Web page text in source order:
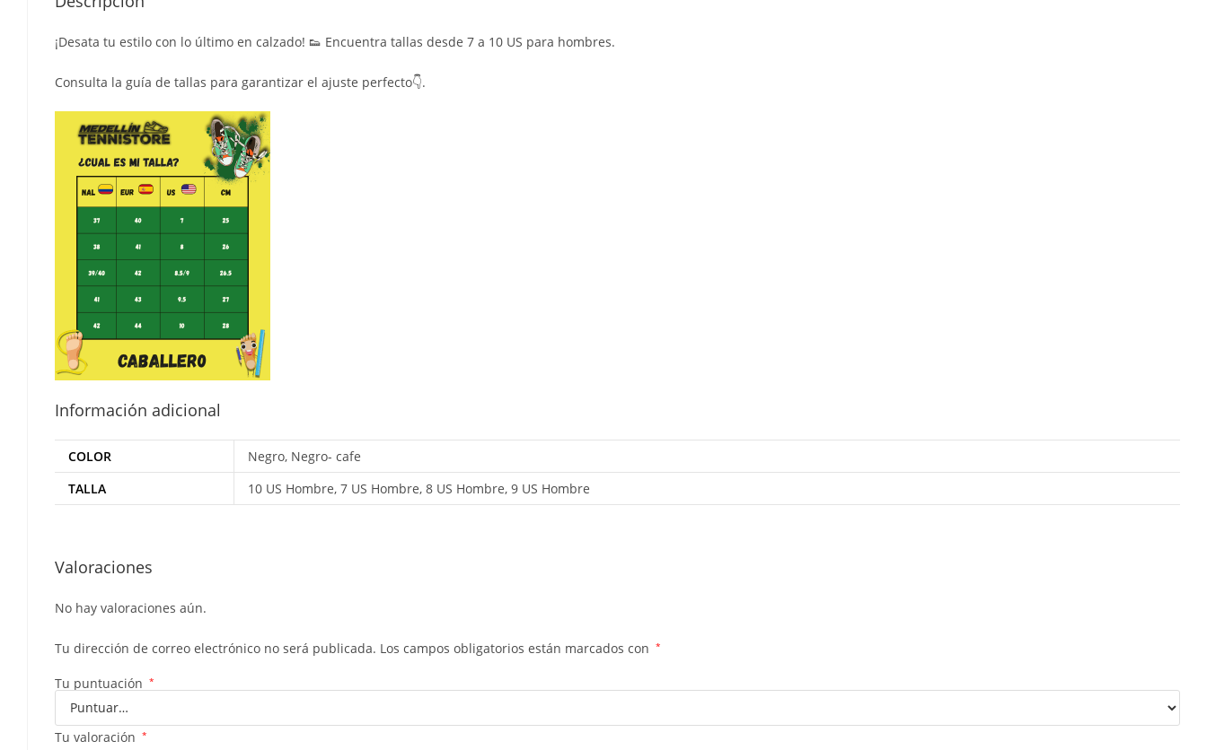
¡Desata tu estilo con lo último en calzado! 👟 Encuentra tallas desde 7 a 10 US para hombres.
Consulta la guía de tallas para garantizar el ajuste perfecto👇.
Información adicional
COLOR
Negro, Negro- cafe
TALLA
10 US Hombre, 7 US Hombre, 8 US Hombre, 9 US Hombre
Valoraciones
No hay valoraciones aún.
Tu dirección de correo electrónico no será publicada. Los campos obligatorios están marcados con *
Tu puntuación *
Tu valoración *